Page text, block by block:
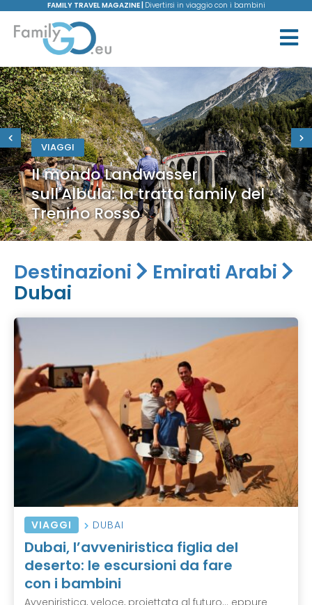
FAMILY TRAVEL MAGAZINE | Divertirsi in viaggio con i bambini
VIAGGI
Il mondo Landwasser
sull'Albula: la tratta family del
Trenino Rosso
Destinazioni
Emirati Arabi
Dubai
VIAGGI DUBAI
Dubai, l’avveniristica figlia del
deserto: le escursioni da fare
con i bambini